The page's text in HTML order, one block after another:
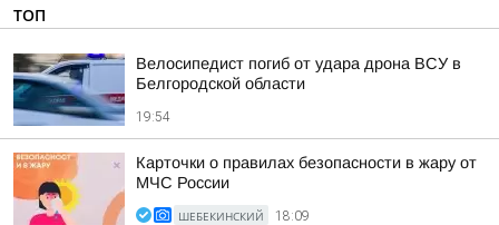
ТОП
Велосипедист погиб от удара дрона ВСУ в
Белгородской области
19:54
Карточки о правилах безопасности в жару от
МЧС России
ШЕБЕКИНСКИЙ 18:09